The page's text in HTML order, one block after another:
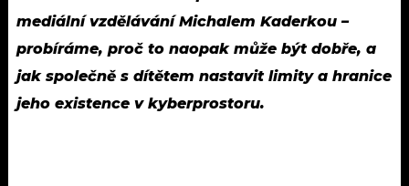
mediální vzdělávání Michalem Kaderkou –
probíráme, proč to naopak může být dobře, a
jak společně s dítětem nastavit limity a hranice
jeho existence v kyberprostoru.